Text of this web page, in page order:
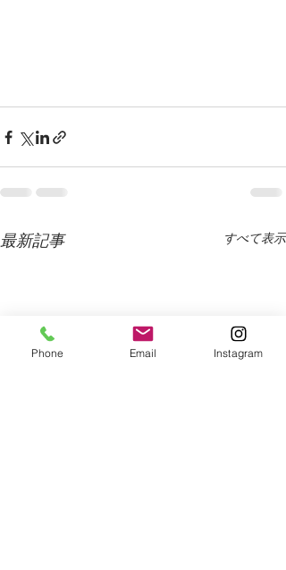
最新記事 すべて表示
Phone Email Instagram